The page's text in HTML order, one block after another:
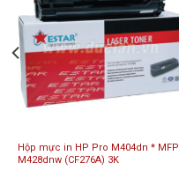
Hộp mực in HP Pro M404dn * MFP
M428dnw (CF276A) 3K